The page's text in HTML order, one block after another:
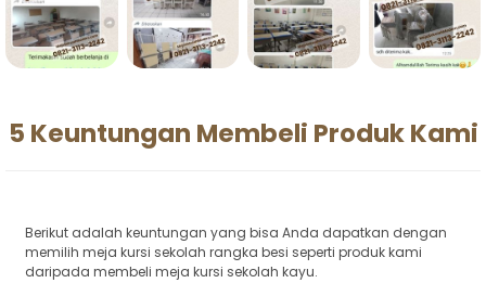
5 Keuntungan Membeli Produk Kami
Berikut adalah keuntungan yang bisa Anda dapatkan dengan
memilih meja kursi sekolah rangka besi seperti produk kami
daripada membeli meja kursi sekolah kayu.